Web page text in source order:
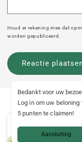
Houd er rekening mee dat
worden gepubliceerd.
[Greenhouse]
Bedankt voor uw
Log in om uw beloning
5 punten te claimen!
Aansluiting